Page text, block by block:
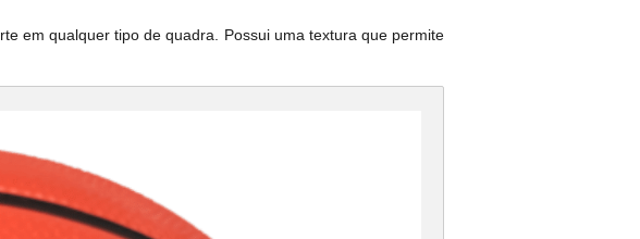
em qualquer tipo de quadra. Possui uma textura que permite